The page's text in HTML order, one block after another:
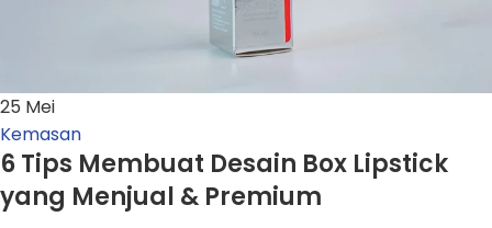
25 Mei
Kemasan
6 Tips Membuat Desain Box Lipstick
yang Menjual & Premium